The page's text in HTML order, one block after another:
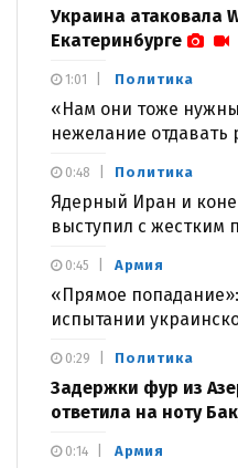
Украина атаковала
Екатеринбурге
Политика
«Нам они тоже
нежелание отдавать
1:01
Политика
Ядерный Иран и
выступил с жестким
0:48
Армия
«Прямое
испытании
0:45
Политика
Задержки фур из
ответила на ноту
0:29
Армия
0:14